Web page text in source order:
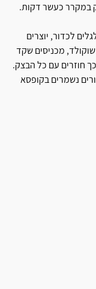
במקרר כעשר דקות.
לכדור, יוצרים
מכניסים שקד
חוזרים עם כל הבצק.
נשמרים בקופסא